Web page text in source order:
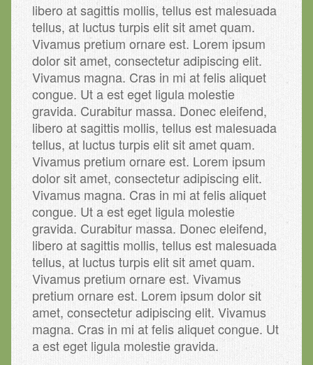
libero at sagittis mollis, tellus est malesuada
tellus, at luctus turpis elit sit amet quam.
Vivamus pretium ornare est. Lorem ipsum
dolor sit amet, consectetur adipiscing elit.
Vivamus magna. Cras in mi at felis aliquet
congue. Ut a est eget ligula molestie
gravida. Curabitur massa. Donec eleifend,
libero at sagittis mollis, tellus est malesuada
tellus, at luctus turpis elit sit amet quam.
Vivamus pretium ornare est. Lorem ipsum
dolor sit amet, consectetur adipiscing elit.
Vivamus magna. Cras in mi at felis aliquet
congue. Ut a est eget ligula molestie
gravida. Curabitur massa. Donec eleifend,
libero at sagittis mollis, tellus est malesuada
tellus, at luctus turpis elit sit amet quam.
Vivamus pretium ornare est. Vivamus
pretium ornare est. Lorem ipsum dolor sit
amet, consectetur adipiscing elit. Vivamus
magna. Cras in mi at felis aliquet congue. Ut
a est eget ligula molestie gravida.